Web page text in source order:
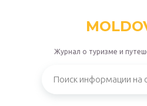
Журнал о туризме и